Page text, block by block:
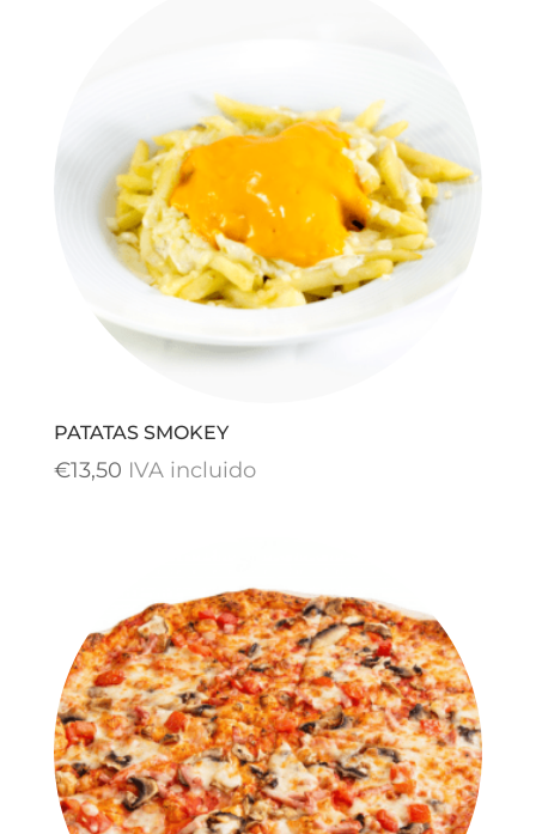
PATATAS SMOKEY
€13,50 IVA incluido